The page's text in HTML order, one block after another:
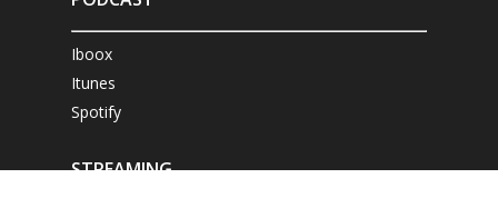
Iboox
Itunes
Spotify
STREAMING